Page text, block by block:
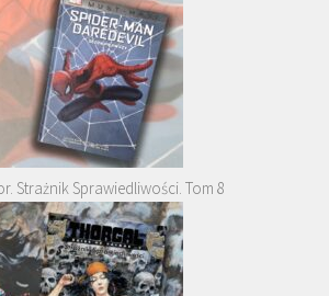
Strażnik Sprawiedliwości. Tom 8